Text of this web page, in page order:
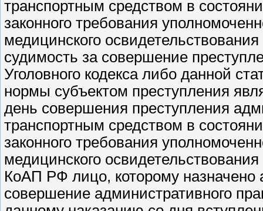
транспортным средством в
законного требования
медицинского
судимость за совершение
Уголовного кодекса либо данной
нормы субъектом преступления
день совершения преступления
транспортным средством в
законного требования
медицинского
КоАП РФ лицо, которому назначено
совершение административного